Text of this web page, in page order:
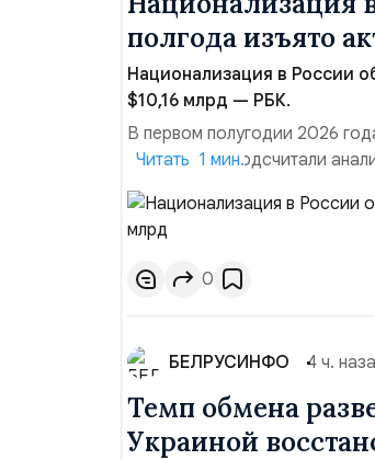
полгода изъято
Национализация в России
$10,16 млрд — РБК.
В первом полугодии 2026
$10,16 млрд, подсчитали
период 2025 года ($3,95
транзакций, которые
слияний и поглощений.
Читать 1 мин.
0
БЕЛРУСИНФО 4 ч.
Темп обмена
Украиной